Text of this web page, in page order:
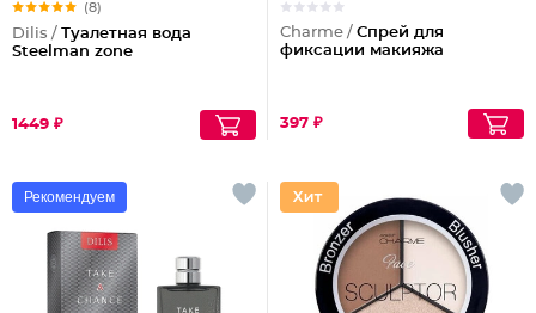
(8)
Dilis / Туалетная вода
Steelman zone
1449 ₽
Charme / Спрей для
фиксации макияжа
397 ₽
Рекомендуем